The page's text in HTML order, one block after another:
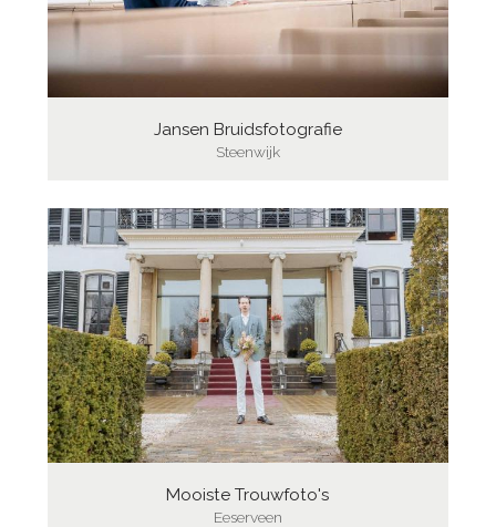
Jansen Bruidsfotografie
Steenwijk
Mooiste Trouwfoto's
Eeserveen